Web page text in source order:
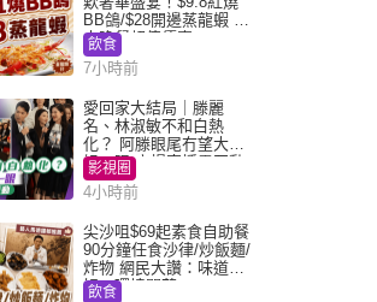
BB鴿/$28開邊蒸龍蝦 3
大晚餐超值優惠
飲食
7小時前
愛回家大結局｜滕麗
名、林淑敏不和白熱
化？ 阿滕眼尾冇望大小
姐一眼 商場直播零互動
影視圈
4小時前
尖沙咀$69起素食自助餐
90分鐘任食沙律/炒飯麵/
炸物 網民大讚：味道
好，環境闊落
飲食